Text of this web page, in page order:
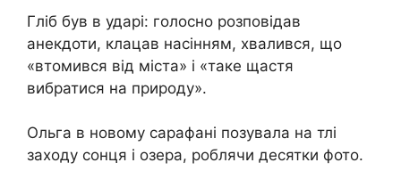
Гліб був в ударі: голосно розповідав
анекдоти, клацав насінням, хвалився, що
«втомився від міста» і «таке щастя
вибратися на природу».
Ольга в новому сарафані позувала на тлі
заходу сонця і озера, роблячи десятки фото.